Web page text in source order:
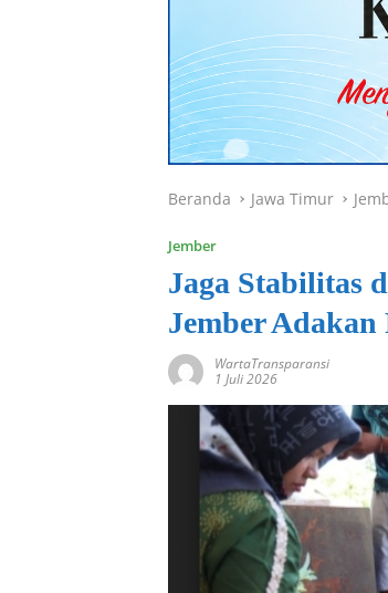
Beranda Jawa Timur
Jember
Jaga Stabilitas
Jember
WartaTransparansi
1 Juli 2026